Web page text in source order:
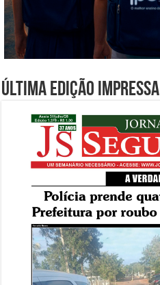
Última edição impressa